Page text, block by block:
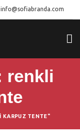
info@sofiabranda.com
renkli
KARPUZ TENTE"